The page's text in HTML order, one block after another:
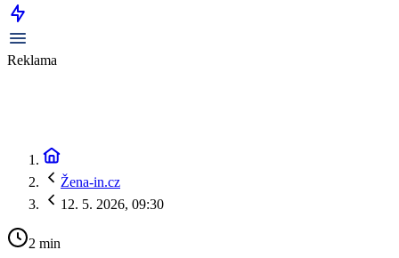
Reklama
Žena-in.cz
12. 5. 2026, 09:30
2 min